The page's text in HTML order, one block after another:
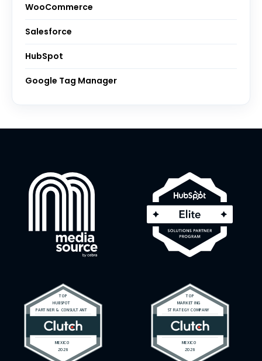
WooCommerce
Salesforce
HubSpot
Google Tag Manager